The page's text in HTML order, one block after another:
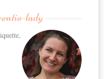
lady